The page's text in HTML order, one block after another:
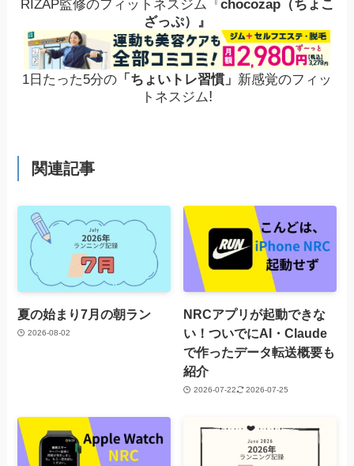
RIZAP監修のフィットネスジム『chocozap（ちょこ
ざっぷ）』
1日たった5分の 「ちょいトレ習慣」 新感覚のフィッ
トネスジム!
関連記事
夏の始まり7月の朝ラン
2026-08-02
NRCアプリが起動できな
い！ついでにAI・Claude
で作ったデータ転送概要も
紹介
2026-07-22 2026-07-25